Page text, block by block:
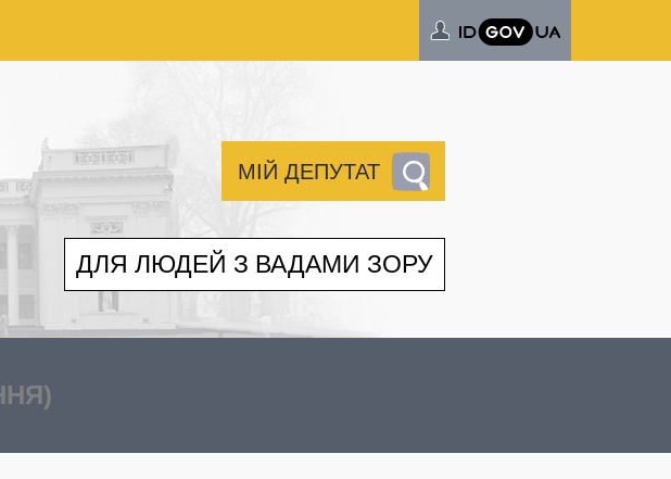
МІЙ ДЕПУТАТ
ДЛЯ ЛЮДЕЙ З ВАДАМИ ЗОРУ